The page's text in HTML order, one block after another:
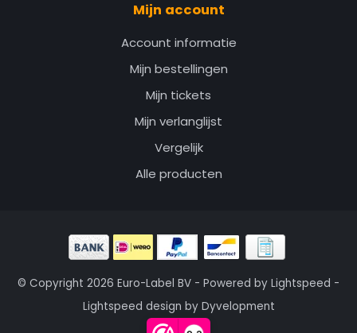
Mijn account
Account informatie
Mijn bestellingen
Mijn tickets
Mijn verlanglijst
Vergelijk
Alle producten
© Copyright 2026 Euro-Label BV - Powered by Lightspeed -
Lightspeed design by Dyvelopment